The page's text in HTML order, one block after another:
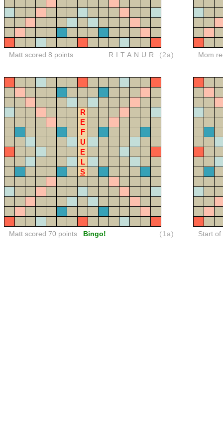
Matt scored 8 points RITANUR (2a) Mom
R
E
F
U
E
L
S
Matt scored 70 points Bingo! (1a) Start